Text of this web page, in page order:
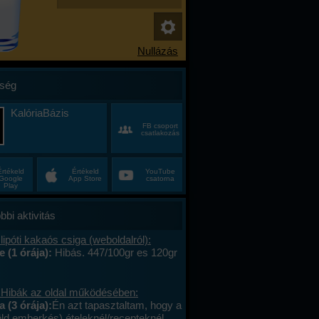
KalóriaBázis
FB csoport
csatlakozás
Play
Értékeld
App Store
YouTube
csatorna
aktivitás
kakaós csiga (weboldalról):
(1 órája): Hibás. 447/100gr es 120gr
az oldal működésében:
(3 órája):Én azt tapasztaltam, hogy a